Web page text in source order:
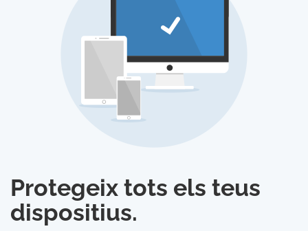
Protegeix tots els teus
dispositius.